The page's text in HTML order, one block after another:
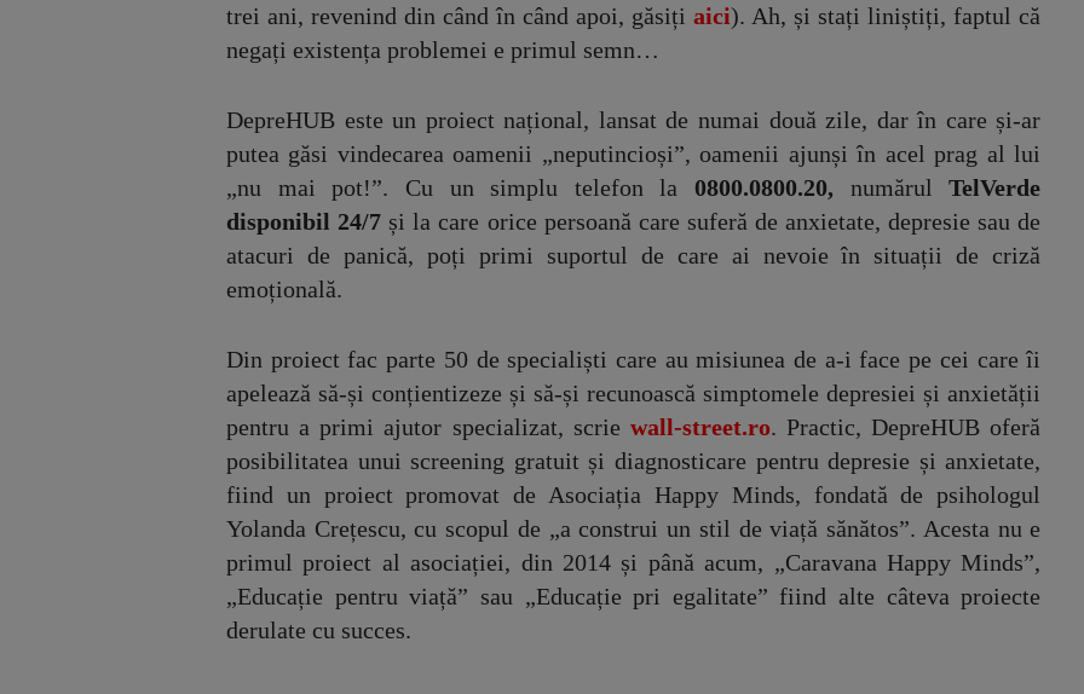
trei ani, revenind din când în când apoi, găsițiaici). Ah, și stați liniștiți, faptul că
negați existența problemei e primul semn…
DepreHUB este un proiect național, lansat de numai două zile, dar în care și-ar
putea găsi vindecarea oamenii „neputincioși”, oamenii ajunși în acel prag al lui
„nu mai pot!”. Cu un simplu telefon la0800.0800.20, numărulTelVerde
disponibil 24/7 și la care orice persoană care suferă de anxietate, depresie sau de
atacuri de panică, poți primi suportul de care ai nevoie în situații de criză
emoțională.
Din proiect fac parte 50 de specialiști care au misiunea de a-i face pe cei care îi
apelează să-și conțientizeze și să-și recunoască simptomele depresiei și anxietății
pentru a primi ajutor specializat, scrie wall-street.ro. Practic, DepreHUB oferă
posibilitatea unui screening gratuit și diagnosticare pentru depresie și anxietate,
fiind un proiect promovat de Asociația Happy Minds, fondată de psihologul
Yolanda Crețescu, cu scopul de „a construi un stil de viață sănătos”. Acesta nu e
primul proiect al asociației, din 2014 și până acum, „Caravana Happy Minds”,
„Educație pentru viață” sau „Educație pri egalitate” fiind alte câteva proiecte
derulate cu succes.